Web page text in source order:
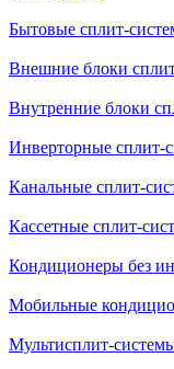
Бытовые сплит-
Внешние блоки
Внутренние блоки
Инверторные сплит-
Канальные сплит-
Кассетные сплит-
Кондиционеры без
Мобильные
Мультисплит-